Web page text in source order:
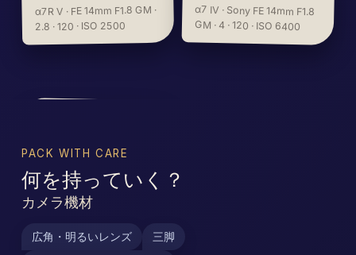
α7R V · FE 14mm F1.8 GM ·
2.8 · 120 · ISO 2500
α7 IV · Sony FE 14mm F1.8
GM · 4 · 120 · ISO 6400
PACK WITH CARE
何を持っていく？
カメラ機材
広角・明るいレンズ
三脚